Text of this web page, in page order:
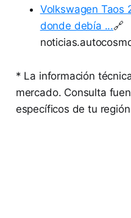
Volkswagen Taos
donde debía ...🔗
* La información
mercado. Consulta
específicos de tu